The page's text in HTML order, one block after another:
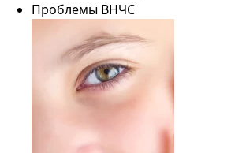
Проблемы ВНЧС